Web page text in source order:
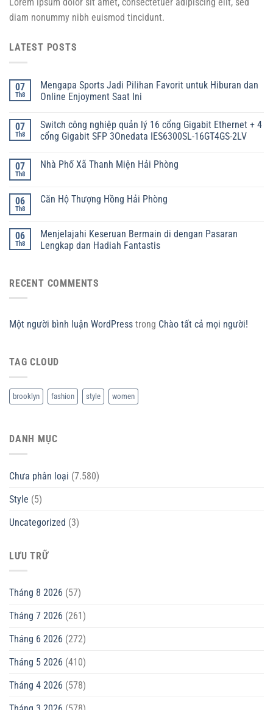
Lorem ipsum dolor sit amet, consectetuer adipiscing elit, sed
diam nonummy nibh euismod tincidunt.
LATEST POSTS
07
Th8
Mengapa Sports Jadi Pilihan Favorit untuk Hiburan dan
Online Enjoyment Saat Ini
07
Th8
Switch công nghiệp quản lý 16 cổng Gigabit Ethernet + 4
cổng Gigabit SFP 3Onedata IES6300SL-16GT4GS-2LV
07
Th8
Nhà Phố Xã Thanh Miện Hải Phòng
06
Th8
Căn Hộ Thượng Hồng Hải Phòng
06
Th8
Menjelajahi Keseruan Bermain di dengan Pasaran
Lengkap dan Hadiah Fantastis
RECENT COMMENTS
Một người bình luận WordPress trong Chào tất cả mọi người!
TAG CLOUD
brooklyn fashion style women
DANH MỤC
Chưa phân loại (7.580)
Style (5)
Uncategorized (3)
LƯU TRỮ
Tháng 8 2026 (57)
Tháng 7 2026 (261)
Tháng 6 2026 (272)
Tháng 5 2026 (410)
Tháng 4 2026 (578)